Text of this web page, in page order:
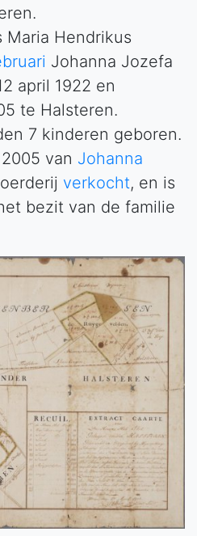
Maria Hendrikus
Johanna Jozefa
april 1922 en
te Halsteren.
7 kinderen geboren.
van Johanna
verkocht, en is
bezit van de familie